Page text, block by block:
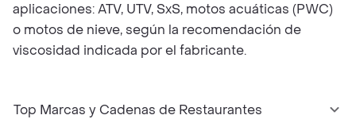
aplicaciones: ATV, UTV, SxS, motos acuáticas (PWC)
o motos de nieve, según la recomendación de
viscosidad indicada por el fabricante.
Top Marcas y Cadenas de Restaurantes